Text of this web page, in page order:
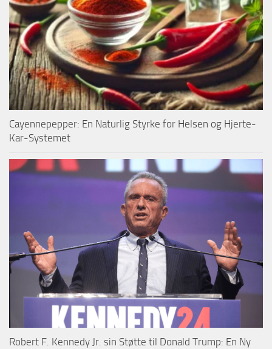
Cayennepepper: En Naturlig Styrke for Helsen og Hjerte-
Kar-Systemet
Robert F. Kennedy Jr. sin Støtte til Donald Trump: En Ny